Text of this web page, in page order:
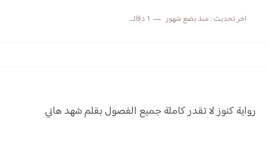
اخر تحديث :منذ بضع شهور 1 دقائق للقراءة
رواية كنوز لا تقدر كاملة جميع الفصول بقلم شهد هاني